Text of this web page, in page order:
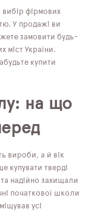
вибір фірмових
У продажі ви
замовити будь-
міст України.
купити
на що
вироби, а й вік
купувати тверді
надійно захищали
початкової школи
усі